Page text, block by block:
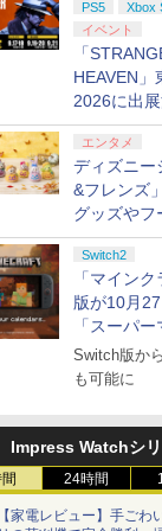
PS5 Xbox
イベント
「
HEAVEN」
2026に出展
イや体験型
エンタメ
ディズニー
&フレンズ
グッズやフ
8月25日よ
Switch2
「マイン
版が10月27
「スーパ
Switch版か
も可能に
Impress Watchシ
24時間
家電レビュー】手ごわ